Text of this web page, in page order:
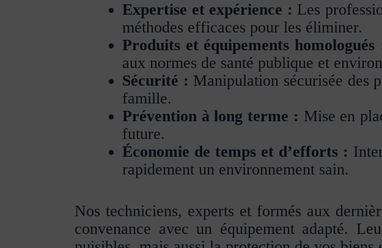
Expertise et expérience : Les
méthodes efficaces pour les éliminer.
Produits et équipements homologués
aux normes de santé publique et
Sécurité : Manipulation sécurisée des
famille.
Prévention à long terme : Mise en
future.
Économie de temps et d’efforts :
rapidement un environnement sain.
Nos techniciens, experts et formés aux
convenance avec un équipement adapté.